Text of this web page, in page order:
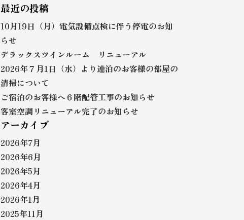
最近の投稿
10月19日（月）電気設備点検に伴う停電のお知
らせ
デラックスツインルーム リニューアル
2026年７月1日（水）より連泊のお客様の部屋の
清掃について
ご宿泊のお客様へ６階配管工事のお知らせ
客室空調リニューアル完了のお知らせ
アーカイブ
2026年7月
2026年6月
2026年5月
2026年4月
2026年1月
2025年11月